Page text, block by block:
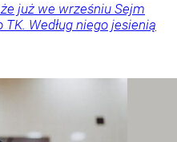
już we wrześniu Sejm
Według niego jesienią